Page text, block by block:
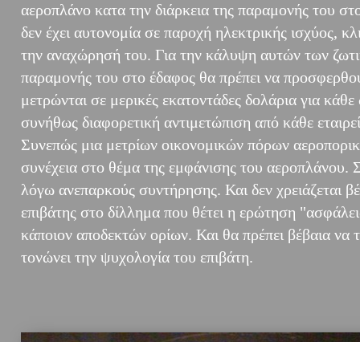
αεροπλάνο κατα την διάρκεια της παραμονής του
δεν έχει αυτονομία σε παροχή ηλεκτρικής ισχύος,
την αναχώρησή του. Για την κάλυψη αυτών των
παραμονής του στο έδαφος θα πρέπει να
μετρώνται σε μερικές εκατοντάδες δολάρια για
συνήθως διαφορετική αντιμετώπιση από κάθε
Συνεπώς μια μετρίων οικονομικών πόρων
συνέχεια στο θέμα της εμφάνισης του αεροπλάνου.
λόγω ανεπαρκούς συντήρησης. Και δεν χρειάζεται
επιβάτης στο δίλλημα που θέτει η ερώτηση
κάποιον αποδεκτών ορίων. Και θα πρέπει βέβαια
τονώνει την ψυχολογία του επιβάτη.